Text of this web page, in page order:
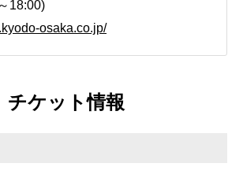
18:00)
osaka.co.jp/
チケット情報